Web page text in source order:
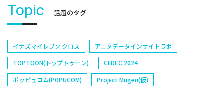
Topic 話題のタグ
イナズマイレブン クロス
アニメデータインサイトラボ
TOPTOON(トップトゥーン)
CEDEC 2024
ポッピュコム(POPUCOM)
Project Mugen(仮)